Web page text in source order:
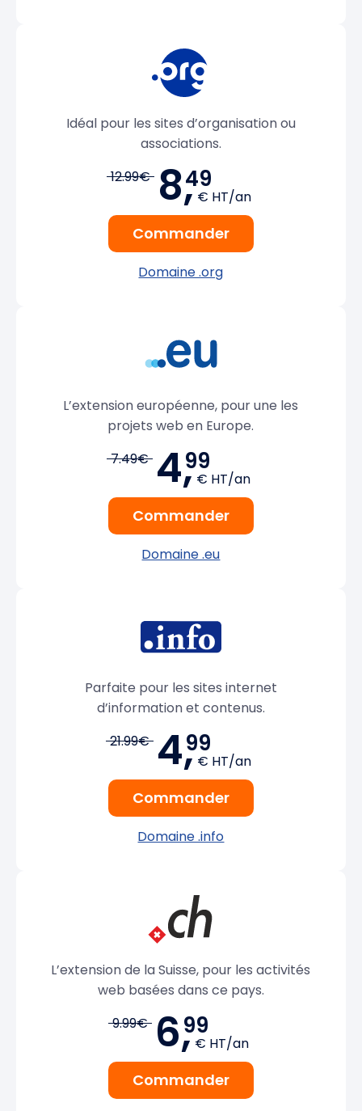
Idéal pour les sites d’organisation ou
associations.
12.99€ 8,49
€ HT/an
Commander
Domaine .org
L’extension européenne, pour une les
projets web en Europe.
7.49€ 4,99
€ HT/an
Commander
Domaine .eu
Parfaite pour les sites internet
d’information et contenus.
21.99€ 4,99
€ HT/an
Commander
Domaine .info
L’extension de la Suisse, pour les activités
web basées dans ce pays.
9.99€ 6,99
€ HT/an
Commander